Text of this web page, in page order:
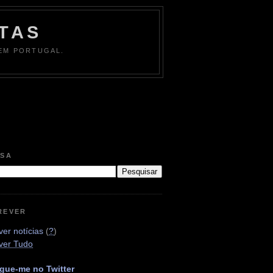
PORTUGAL.
notícias (?)
Tudo
me no Twitter